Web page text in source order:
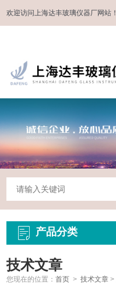
欢迎访问上海达丰玻璃仪器厂网站！
产品分类
技术文章
您现在的位置：首页 >技术文章 >